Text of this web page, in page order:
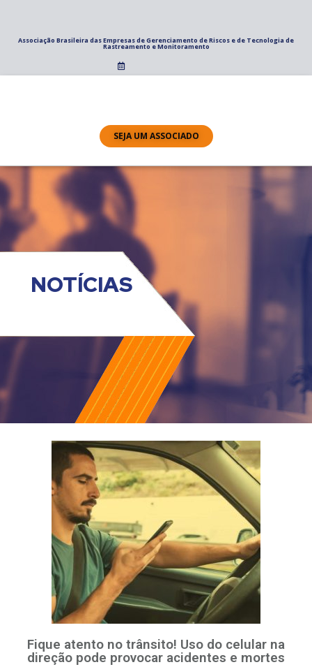
Associação Brasileira das Empresas de Gerenciamento de Riscos e de Tecnologia de
Rastreamento e Monitoramento
SEJA UM ASSOCIADO
NOTÍCIAS
Fique atento no trânsito! Uso do celular na
direção pode provocar acidentes e mortes